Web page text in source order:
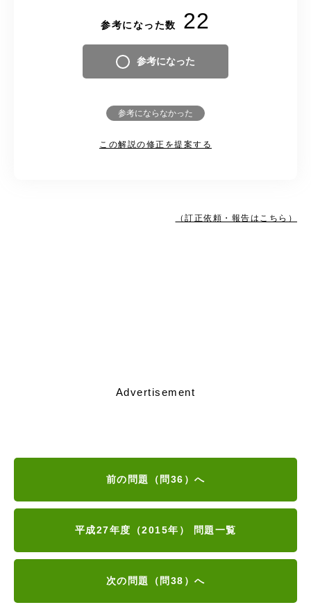
参考になった数 22
参考になった
参考にならなかった
この解説の修正を提案する
（訂正依頼・報告はこちら）
Advertisement
前の問題（問36）へ
平成27年度（2015年） 問題一覧
次の問題（問38）へ